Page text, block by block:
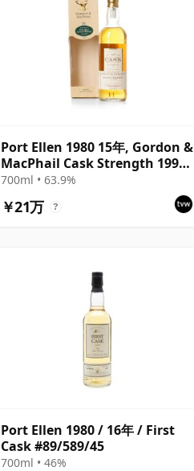
Port Ellen 1980 15年, Gordon &
MacPhail Cask Strength 1996
Bottling with Box
700ml • 63.9%
￥21万 ?
Port Ellen 1980 / 16年 / First
Cask #89/589/45
700ml • 46%